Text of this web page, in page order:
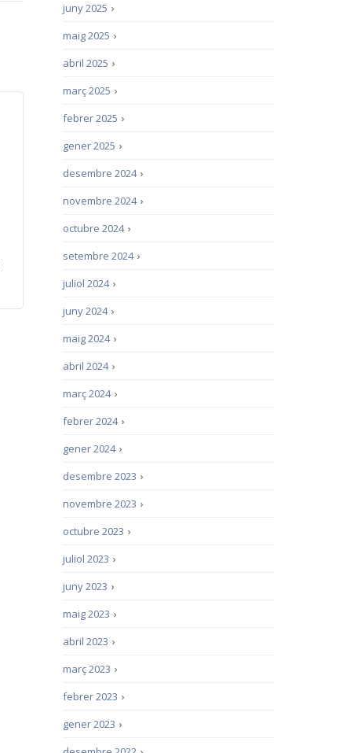
›
juny 2025
›
maig 2025
›
abril 2025
›
març 2025
›
febrer 2025
›
gener 2025
›
desembre 2024
›
novembre 2024
›
octubre 2024
›
setembre 2024
›
juliol 2024
›
juny 2024
›
maig 2024
›
abril 2024
›
març 2024
›
febrer 2024
›
gener 2024
›
desembre 2023
›
novembre 2023
›
octubre 2023
›
juliol 2023
›
juny 2023
›
maig 2023
›
abril 2023
›
març 2023
›
febrer 2023
›
gener 2023